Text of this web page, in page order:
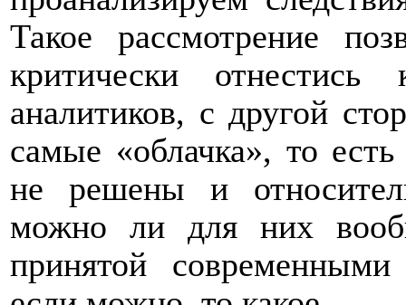
Такое рассмотрение
критически
аналитиков, с другой
самые «облачка», то
не решены и
можно ли для них
принятой